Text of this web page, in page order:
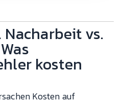
Nacharbeit vs.
kosten
Kosten auf